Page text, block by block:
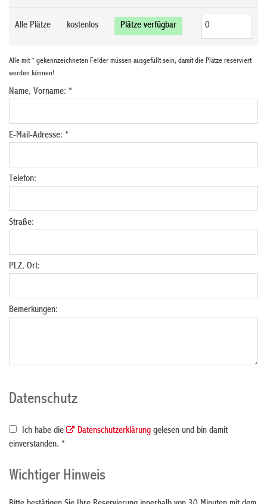
Alle Plätze kostenlos Plätze verfügbar
Alle mit * gekennzeichneten Felder müssen ausgefüllt sein, damit die Plätze reserviert
werden können!
Name, Vorname: *
E-Mail-Adresse: *
Telefon:
Straße:
PLZ, Ort:
Bemerkungen:
Datenschutz
Ich habe die Datenschutzerklärung gelesen und bin damit
einverstanden. *
Wichtiger Hinweis